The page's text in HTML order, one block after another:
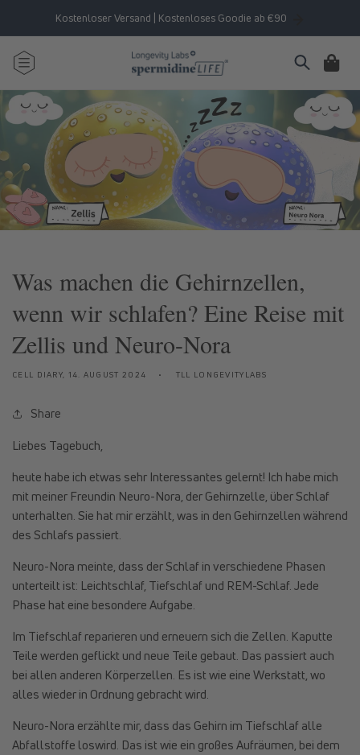
Inhalt
Kostenloser Versand | Kostenloses Goodie ab €90
Warenkorb
Was machen die Gehirnzellen,
wenn wir schlafen? Eine Reise mit
Zellis und Neuro-Nora
CELL DIARY, 14. AUGUST 2024 TLL LONGEVITYLABS
Share
Liebes Tagebuch,
heute habe ich etwas sehr Interessantes gelernt! Ich habe mich
mit meiner Freundin Neuro-Nora, der Gehirnzelle, über Schlaf
unterhalten. Sie hat mir erzählt, was in den Gehirnzellen während
des Schlafs passiert.
Neuro-Nora meinte, dass der Schlaf in verschiedene Phasen
unterteilt ist: Leichtschlaf, Tiefschlaf und REM-Schlaf. Jede
Phase hat eine besondere Aufgabe.
Im Tiefschlaf reparieren und erneuern sich die Zellen. Kaputte
Teile werden geflickt und neue Teile gebaut. Das passiert auch
bei allen anderen Körperzellen. Es ist wie eine Werkstatt, wo
alles wieder in Ordnung gebracht wird.
Neuro-Nora erzählte mir, dass das Gehirn im Tiefschlaf alle
Abfallstoffe loswird. Das ist wie ein großes Aufräumen, bei dem